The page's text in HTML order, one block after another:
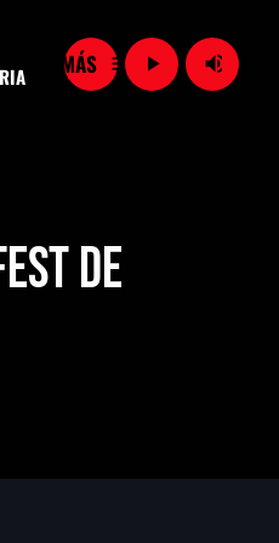
menu play_arrow volume_up
de